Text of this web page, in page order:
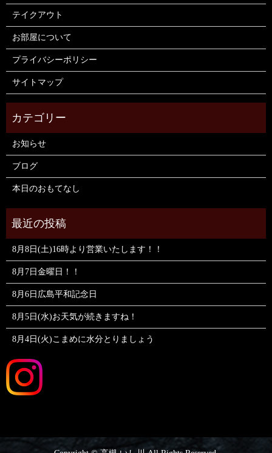
テイクアウト
お部屋について
プライバシーポリシー
サイトマップ
お知らせ
ブログ
本日のおもてなし
8月8日(土)16時より営業いたします！！
8月7日金曜日！！
8月6日広島平和記念日
8月5日(水)お天気が続きますね！
8月4日(火)こまめに水分とりましょう